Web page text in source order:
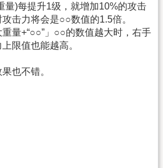
量)每提升1级，就增加10%的攻击
击力将会是○○数值的1.5倍。
量+“○○”」○○的数值越大时，右手
限值也能越高。
也不错。